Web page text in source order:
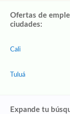
Ofertas de
ciudades:
Cali
Tuluá
Expande tu